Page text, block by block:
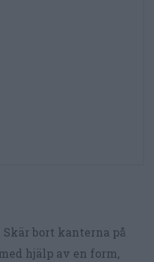
bort kanterna på
hjälp av en form,